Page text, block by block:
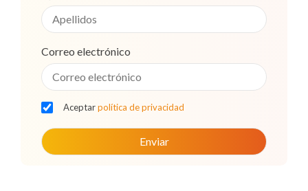
Correo electrónico
Aceptarpolítica de privacidad